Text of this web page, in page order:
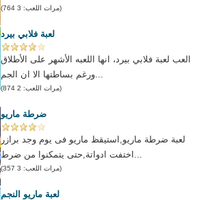
(مرات اللعب: 3 764)
لعبة فلابي بيرد
العب لعبة فلابي بيرد، انها اللعبه الأشهر على الأطلاق
(مرات اللعب: 2 874)
ضرطة ماريو
لعبة ضرطة ماريو,استيقظ ماريو فى يوم وجد برازر
(مرات اللعب: 3 357)
لعبة ماريو النجم